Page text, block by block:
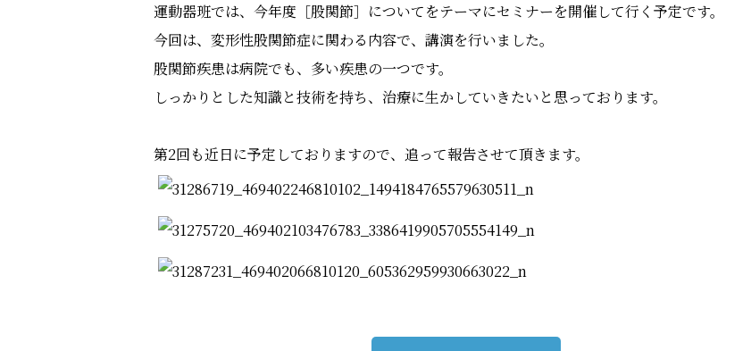
運動器班では、今年度［股関節］についてをテーマにセミナーを開催して行く予定です。
今回は、変形性股関節症に関わる内容で、講演を行いました。
股関節疾患は病院でも、多い疾患の一つです。
しっかりとした知識と技術を持ち、治療に生かしていきたいと思っております。
第2回も近日に予定しておりますので、追って報告させて頂きます。